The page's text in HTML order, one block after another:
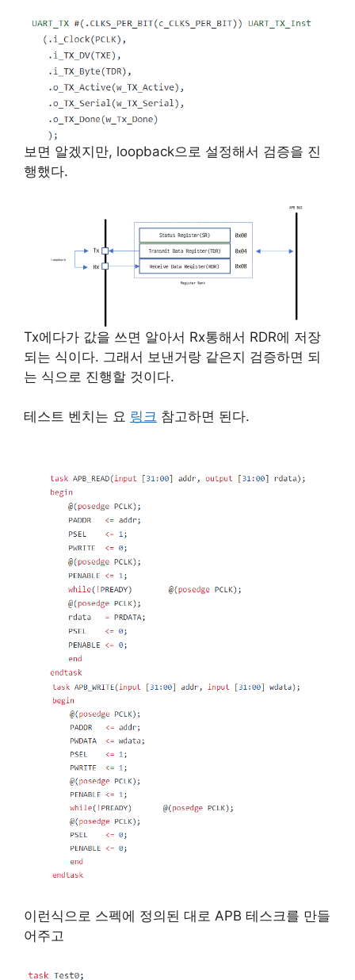
보면 알겠지만, loopback으로 설정해서 검증을 진
행했다.
Tx에다가 값을 쓰면 알아서 Rx통해서 RDR에 저장
되는 식이다. 그래서 보낸거랑 같은지 검증하면 되
는 식으로 진행할 것이다.
테스트 벤치는 요 링크 참고하면 된다.
이런식으로 스펙에 정의된 대로 APB 테스크를 만들
어주고